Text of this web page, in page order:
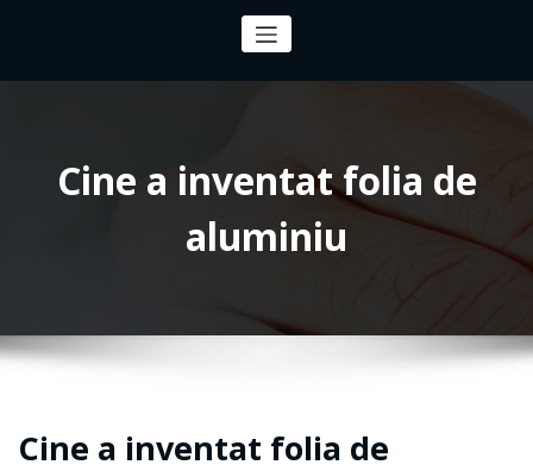
Cine a inventat folia de
aluminiu
Cine a inventat folia de